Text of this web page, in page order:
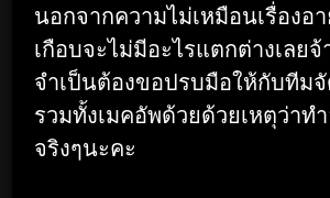
นอกจากความไม่เหมือนเรื่องอ
เกือบจะไม่มีอะไรแตกต่างเลย
จำเป็นต้องขอปรบมือให้กับทีม
รวมทั้งเมคอัพด้วยด้วยเหตุว่าท
จริงๆนะคะ